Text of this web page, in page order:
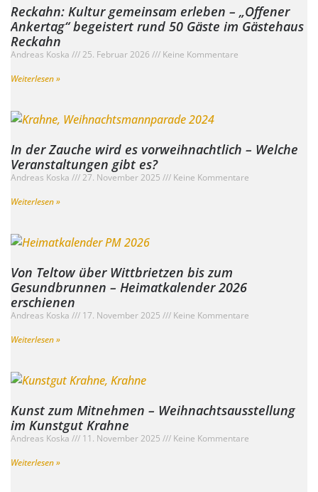
Reckahn: Kultur gemeinsam erleben – „Offener
Ankertag“ begeistert rund 50 Gäste im Gästehaus
Reckahn
Andreas Koska 25. Februar 2026
Keine Kommentare
Weiterlesen »
In der Zauche wird es vorweihnachtlich – Welche
Veranstaltungen gibt es?
Andreas Koska 27. November 2025
Keine Kommentare
Weiterlesen »
Von Teltow über Wittbrietzen bis zum
Gesundbrunnen – Heimatkalender 2026
erschienen
Andreas Koska 17. November 2025
Keine Kommentare
Weiterlesen »
Kunst zum Mitnehmen – Weihnachtsausstellung
im Kunstgut Krahne
Andreas Koska 11. November 2025
Keine Kommentare
Weiterlesen »